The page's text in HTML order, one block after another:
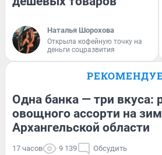
Наталья Шорохова
Открыла кофейную точку на
деньги соцразвития
Одна банка — три вкуса:
овощного ассорти на
Архангельской области
17 часов 9 139 Обсудить